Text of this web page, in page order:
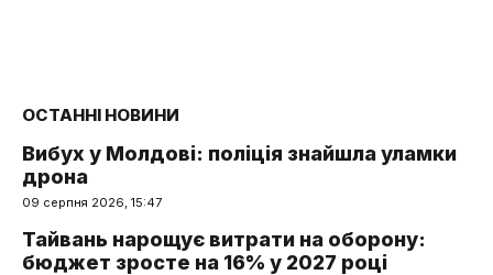
ОСТАННІ НОВИНИ
Вибух у Молдові: поліція знайшла уламки
дрона
09 серпня 2026, 15:47
Тайвань нарощує витрати на оборону:
бюджет зросте на 16% у 2027 році